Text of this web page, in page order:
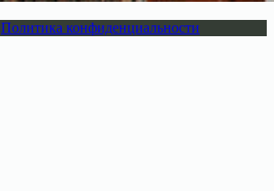
Политика конфиденциальности